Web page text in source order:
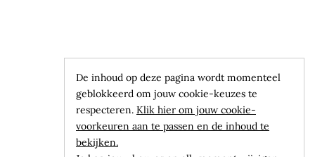
De inhoud op deze pagina wordt momenteel
geblokkeerd om jouw cookie-keuzes te
respecteren. Klik hier om jouw cookie-
voorkeuren aan te passen en de inhoud te
bekijken.